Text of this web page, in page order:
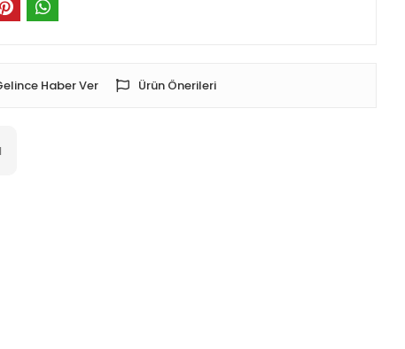
Haber Ver Ürün Önerileri